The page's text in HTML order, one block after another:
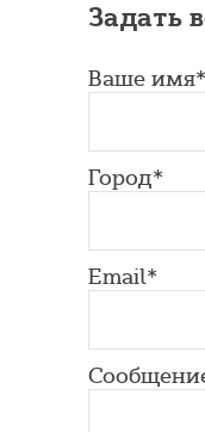
Задать
Ваше имя*
Город*
Email*